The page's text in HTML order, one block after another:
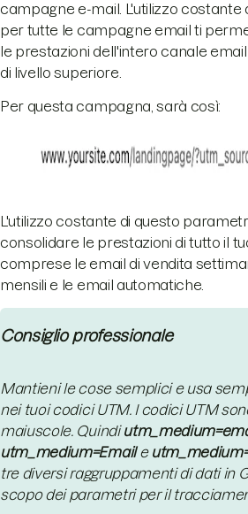
campagne e-mail. L'utilizzo
per tutte le campagne email ti
le prestazioni dell'intero canale email
di livello superiore.
Per questa campagna, sarà così:
L'utilizzo costante di questo
consolidare le prestazioni di tutto il
comprese le email di vendita
mensili e le email automatiche.
Consiglio professionale
Mantieni le cose semplici e usa
nei tuoi codici UTM. I codici UTM
maiuscole. Quindi
utm_medium=Emaile
tre diversi raggruppamenti di dati in
scopo dei parametri per il